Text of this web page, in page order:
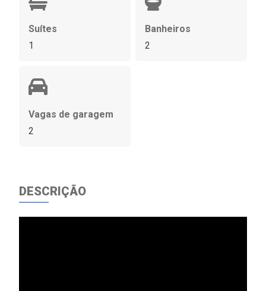
Suítes
1
Banheiros
2
Vagas de garagem
2
DESCRIÇÃO